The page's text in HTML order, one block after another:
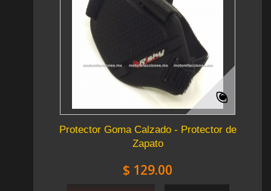
Protector Goma Calzado - Protector de
Zapato
$ 129.00